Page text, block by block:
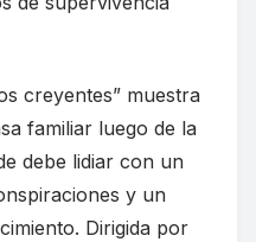
creyentes” muestra
familiar luego de la
debe lidiar con un
y un
Dirigida por